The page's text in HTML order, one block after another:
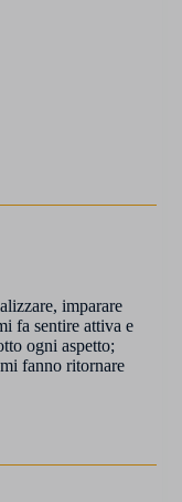
imparare
fa sentire attiva e
ogni aspetto;
fanno ritornare